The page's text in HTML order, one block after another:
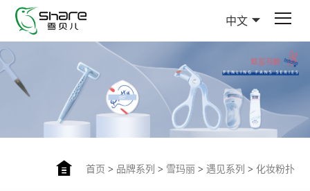
中文
首页 > 品牌系列 > 雪玛丽> 遇见系列 > 化妆粉扑